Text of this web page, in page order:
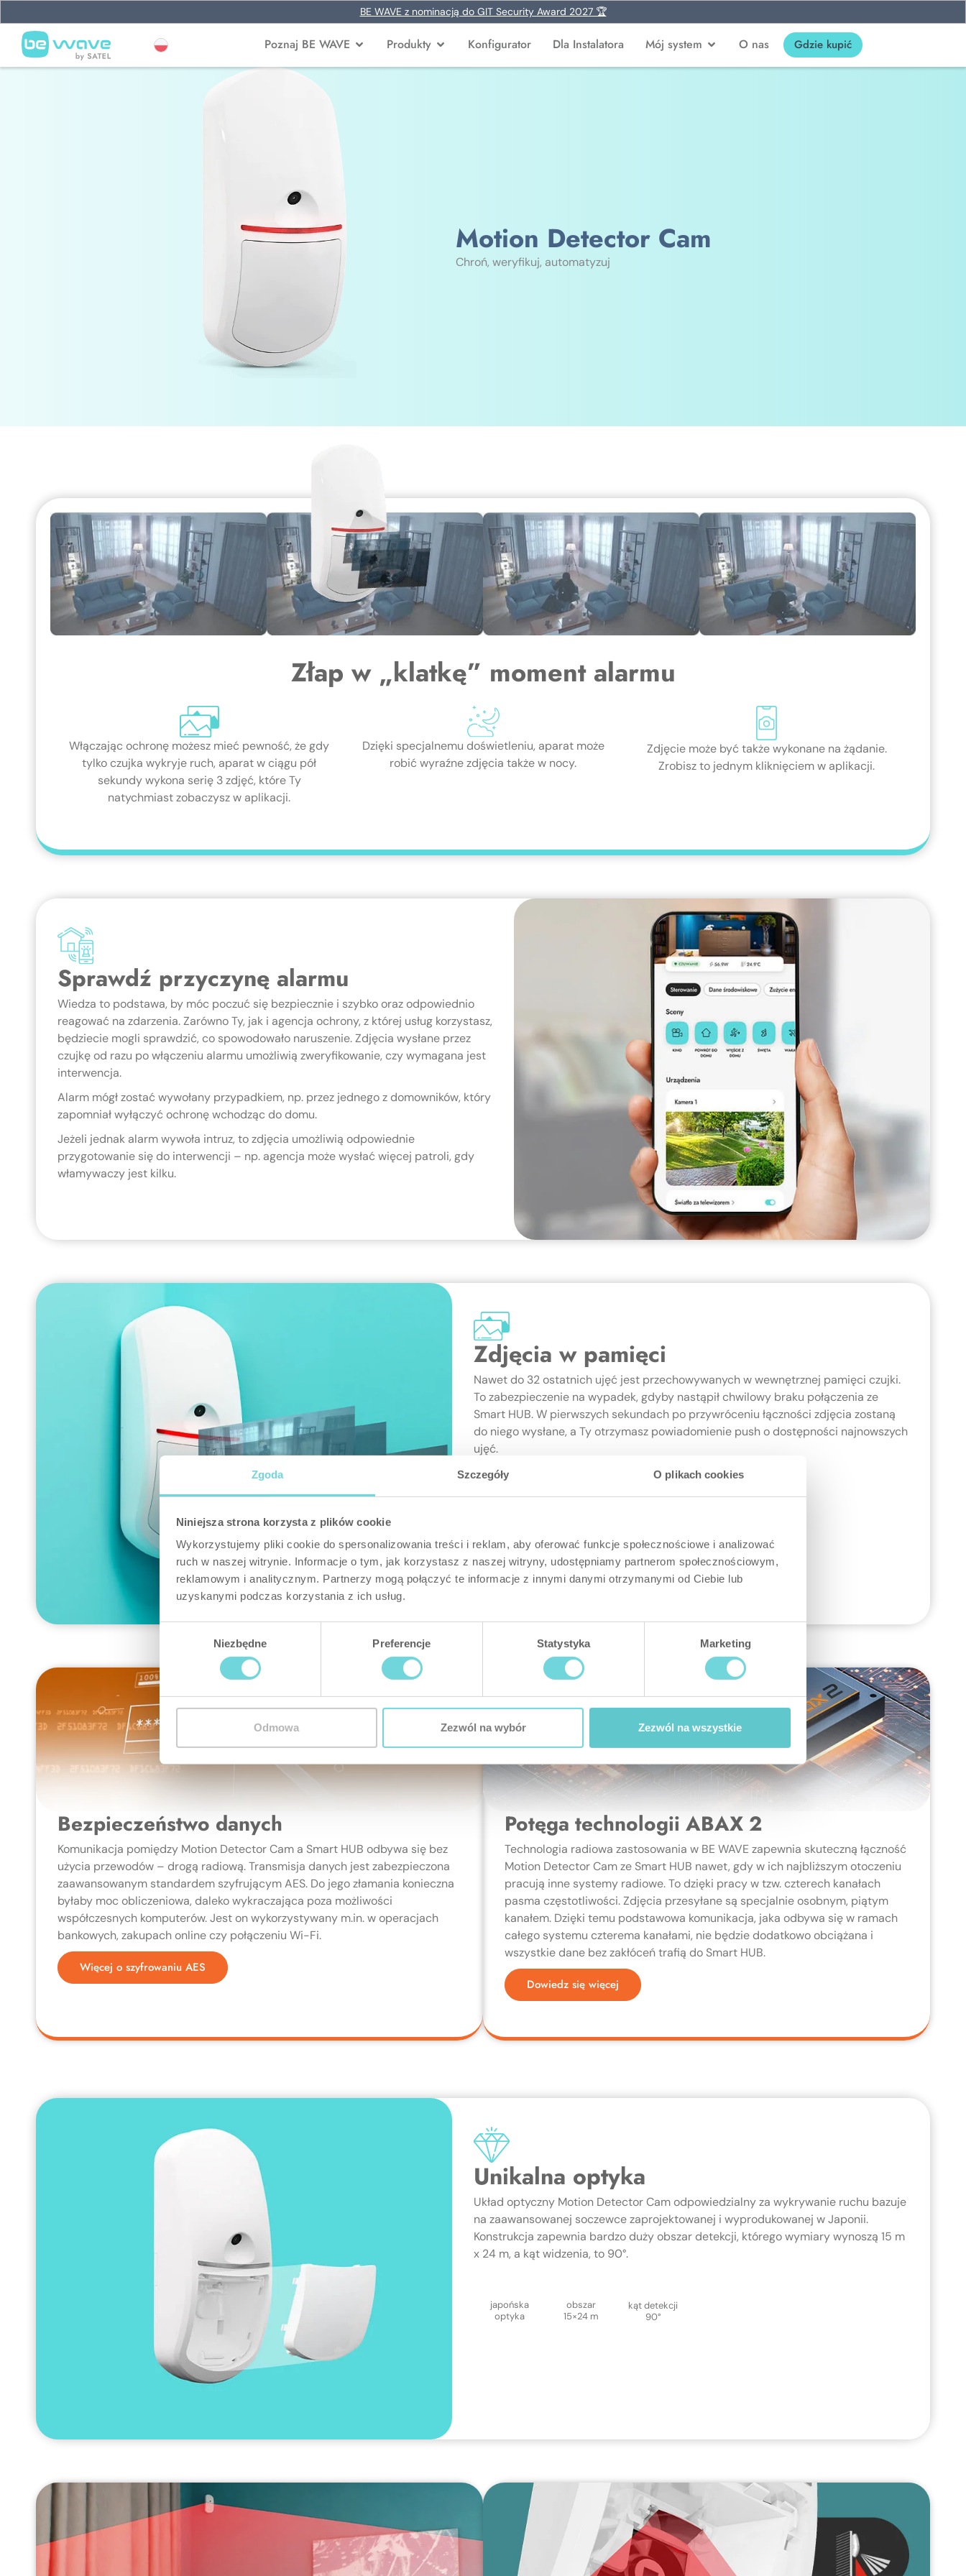
Zgoda Szczegóły O plikach cookies
Niniejsza strona korzysta z plików cookie
Wykorzystujemy pliki cookie do spersonalizowania treści i reklam, aby oferować funkcje społecznościowe i analizować
ruch w naszej witrynie. Informacje o tym, jak korzystasz z naszej witryny, udostępniamy partnerom społecznościowym,
reklamowym i analitycznym. Partnerzy mogą połączyć te informacje z innymi danymi otrzymanymi od Ciebie lub
uzyskanymi podczas korzystania z ich usług.
Niezbędne Preferencje Statystyka Marketing
Odmowa Zezwól na wybór Zezwól na wszystkie
BE WAVE z nominacją do GIT Security Award 2027 🏆
Poznaj BE WAVE Produkty Konfigurator Dla Instalatora Mój system O nas Gdzie kupić
Motion Detector Cam
Chroń, weryfikuj, automatyzuj
Złap w „klatkę” moment alarmu
Włączając ochronę możesz mieć pewność, że gdy
tylko czujka wykryje ruch, aparat w ciągu pół
sekundy wykona serię 3 zdjęć, które Ty
natychmiast zobaczysz w aplikacji.
Dzięki specjalnemu doświetleniu, aparat może
robić wyraźne zdjęcia także w nocy.
Zdjęcie może być także wykonane na żądanie.
Zrobisz to jednym kliknięciem w aplikacji.
Sprawdź przyczynę alarmu
Wiedza to podstawa, by móc poczuć się bezpiecznie i szybko oraz odpowiednio
reagować na zdarzenia. Zarówno Ty, jak i agencja ochrony, z której usług korzystasz,
będziecie mogli sprawdzić, co spowodowało naruszenie. Zdjęcia wysłane przez
czujkę od razu po włączeniu alarmu umożliwią zweryfikowanie, czy wymagana jest
interwencja.
Alarm mógł zostać wywołany przypadkiem, np. przez jednego z domowników, który
zapomniał wyłączyć ochronę wchodząc do domu.
Jeżeli jednak alarm wywoła intruz, to zdjęcia umożliwią odpowiednie
przygotowanie się do interwencji – np. agencja może wysłać więcej patroli, gdy
włamywaczy jest kilku.
Zdjęcia w pamięci
Nawet do 32 ostatnich ujęć jest przechowywanych w wewnętrznej pamięci czujki.
To zabezpieczenie na wypadek, gdyby nastąpił chwilowy braku połączenia ze
Smart HUB. W pierwszych sekundach po przywróceniu łączności zdjęcia zostaną
do niego wysłane, a Ty otrzymasz powiadomienie push o dostępności najnowszych
ujęć.
Bezpieczeństwo danych
Komunikacja pomiędzy Motion Detector Cam a Smart HUB odbywa się bez
użycia przewodów – drogą radiową. Transmisja danych jest zabezpieczona
zaawansowanym standardem szyfrującym AES. Do jego złamania konieczna
byłaby moc obliczeniowa, daleko wykraczająca poza możliwości
współczesnych komputerów. Jest on wykorzystywany m.in. w operacjach
bankowych, zakupach online czy połączeniu Wi-Fi.
Więcej o szyfrowaniu AES
Potęga technologii ABAX 2
Technologia radiowa zastosowania w BE WAVE zapewnia skuteczną łączność
Motion Detector Cam ze Smart HUB nawet, gdy w ich najbliższym otoczeniu
pracują inne systemy radiowe. To dzięki pracy w tzw. czterech kanałach
pasma częstotliwości. Zdjęcia przesyłane są specjalnie osobnym, piątym
kanałem. Dzięki temu podstawowa komunikacja, jaka odbywa się w ramach
całego systemu czterema kanałami, nie będzie dodatkowo obciążana i
wszystkie dane bez zakłóceń trafią do Smart HUB.
Dowiedz się więcej
Unikalna optyka
Układ optyczny Motion Detector Cam odpowiedzialny za wykrywanie ruchu bazuje
na zaawansowanej soczewce zaprojektowanej i wyprodukowanej w Japonii.
Konstrukcja zapewnia bardzo duży obszar detekcji, którego wymiary wynoszą 15 m
x 24 m, a kąt widzenia, to 90°.
japońska
optyka
obszar
15×24 m
kąt detekcji
90°